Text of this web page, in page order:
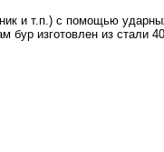
и т.п.) с помощью
изготовлен из